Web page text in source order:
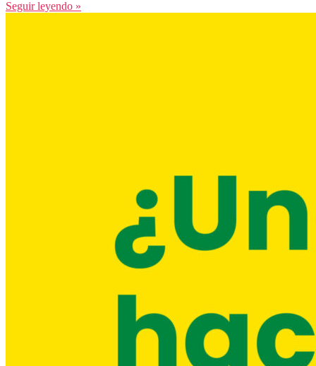
Seguir leyendo »